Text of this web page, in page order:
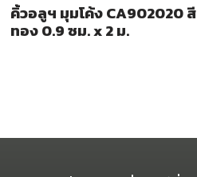
คิ้วอลูฯ มุมโค้ง CA902020 สี
ทอง 0.9 ซม. x 2 ม.